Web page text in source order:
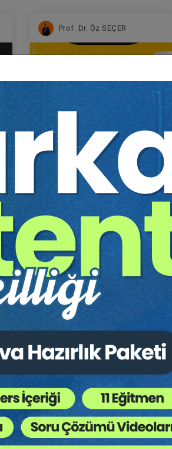
Prof. Dr. Öz SEÇER
Soru Cevaplarla Arsa Payı
Karşılığı İnşaat Sözleşmeleri
Video Eğitimi
Sepete Ekle
Tüketici Hukuku Enstitüsü
360
TL
Sepete Ekle